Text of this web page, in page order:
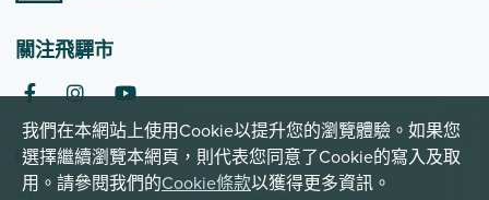
關注飛驒市
繁體中文
我們在本網站上使用Cookie以提升您的瀏覽體驗。如果您
選擇繼續瀏覽本網頁，則代表您同意了Cookie的寫入及取
用。請參閱我們的Cookie條款以獲得更多資訊。